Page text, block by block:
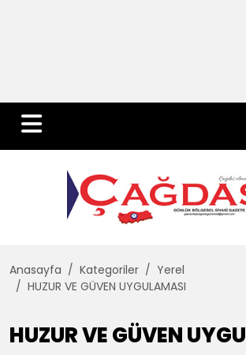
Teknoloji
Anasayfa Kategoriler
Yerel
HUZUR VE GÜVEN UYGULAMASI
HUZUR VE GÜVEN